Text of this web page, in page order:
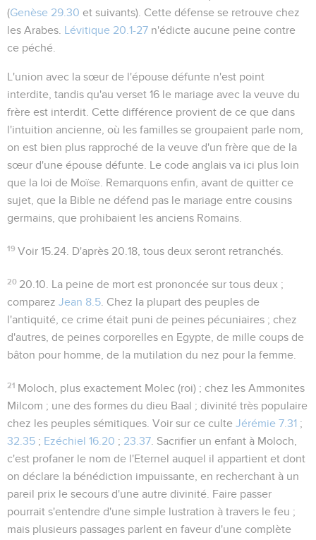
(Genèse 29.30 et suivants). Cette défense se retrouve chez
les Arabes. Lévitique 20.1-27 n'édicte aucune peine contre
ce péché.
L'union avec la sœur de l'épouse défunte n'est point
interdite, tandis qu'au verset 16 le mariage avec la veuve du
frère est interdit. Cette différence provient de ce que dans
l'intuition ancienne, où les familles se groupaient parle nom,
on est bien plus rapproché de la veuve d'un frère que de la
sœur d'une épouse défunte. Le code anglais va ici plus loin
que la loi de Moïse. Remarquons enfin, avant de quitter ce
sujet, que la Bible ne défend pas le mariage entre cousins
germains, que prohibaient les anciens Romains.
19 Voir15.24 . D'après 20.18 , tous deux seront retranchés.
20 20.10 . La peine de mort est prononcée sur tous deux ;
comparez Jean 8.5 . Chez la plupart des peuples de
l'antiquité, ce crime était puni de peines pécuniaires ; chez
d'autres, de peines corporelles en Egypte, de mille coups de
bâton pour homme, de la mutilation du nez pour la femme.
21 Moloch , plus exactement Molec (roi) ; chez les Ammonites
Milcom ; une des formes du dieu Baal ; divinité très populaire
chez les peuples sémitiques. Voir sur ce culte Jérémie 7.31 ;
32.35 ; Ezéchiel 16.20 ; 23.37 . Sacrifier un enfant à Moloch,
c'est profaner le nom de l'Eternel auquel il appartient et dont
on déclare la bénédiction impuissante, en recherchant à un
pareil prix le secours d'une autre divinité. Faire passer
pourrait s'entendre d'une simple lustration à travers le feu ;
mais plusieurs passages parlent en faveur d'une complète